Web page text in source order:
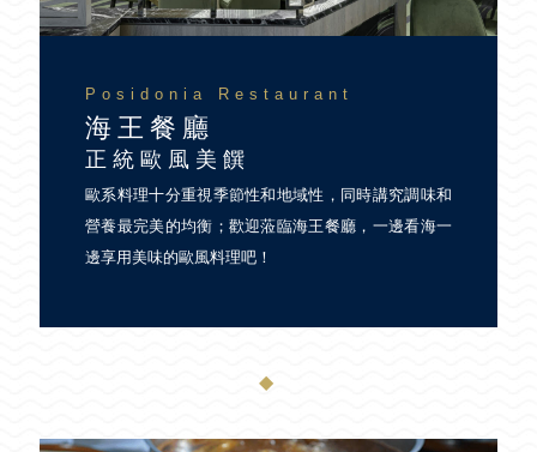
Posidonia Restaurant
海王餐廳
正統歐風美饌
歐系料理十分重視季節性和地域性，同時講究調味和
營養最完美的均衡；歡迎蒞臨海王餐廳，一邊看海一
邊享用美味的歐風料理吧！
◆